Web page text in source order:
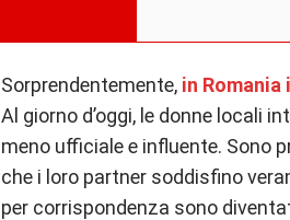
Sorprendentemente, in
Al giorno d’oggi, le donne locali
meno ufficiale e influente. Sono
che i loro partner soddisfino
per corrispondenza sono